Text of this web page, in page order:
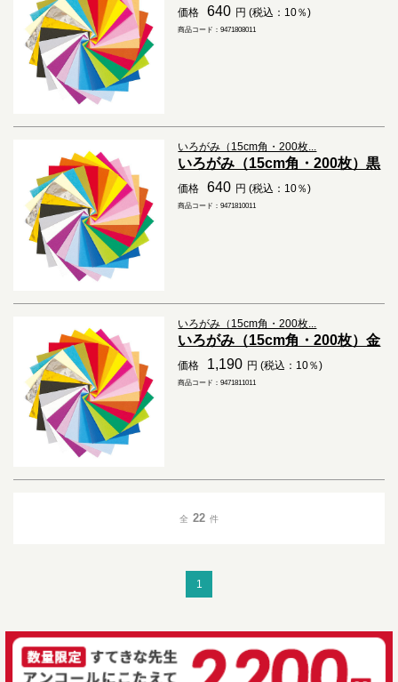
価格 640 円 (税込：10％)
商品コード：9471808011
いろがみ（15cm角・200枚...
いろがみ（15cm角・200枚）黒
価格 640 円 (税込：10％)
商品コード：9471810011
いろがみ（15cm角・200枚...
いろがみ（15cm角・200枚）金
価格 1,190 円 (税込：10％)
商品コード：9471811011
全 22 件
1